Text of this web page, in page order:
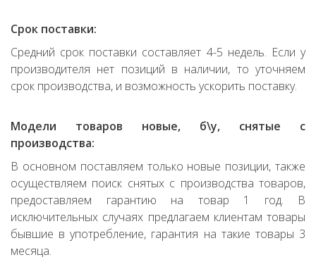
Срок поставки:
Средний срок поставки составляет 4-5 недель. Если у
производителя нет позиций в наличии, то уточняем
срок производства, и возможность ускорить поставку.
Модели товаров новые, б\у, снятые с
производства:
В основном поставляем только новые позиции, также
осуществляем поиск снятых с производства товаров,
предоставляем гарантию на товар 1 год. В
исключительных случаях предлагаем клиентам товары
бывшие в употребление, гарантия на такие товары 3
месяца.